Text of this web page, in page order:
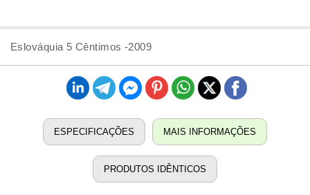
Eslováquia 5 Cêntimos -2009
ESPECIFICAÇÕES MAIS INFORMAÇÕES
PRODUTOS IDÊNTICOS